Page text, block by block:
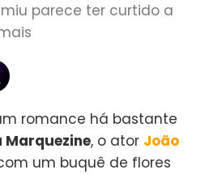
parece ter curtido a
romance há bastante
Marquezine, o ator João
um buquê de flores